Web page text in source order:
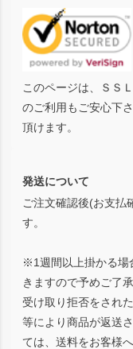
このページは、ＳＳ
のご利用もご安心下
頂けます。
発送について
ご注文確認後(お支払
す。
※1週間以上掛かる場
きますので予めご了承
受け取り拒否をされ
等により商品が返送
ては、送料をお客様